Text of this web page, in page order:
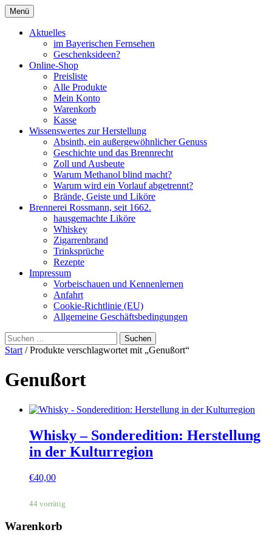
Brennerei Rossmann Albstadt
Menü Zum
Inhalt
springen
Aktuelles
im Bayerischen Fernsehen
Geschenksideen?
Online-Shop
Preisliste
Alle Produkte
Mein Konto
Warenkorb
Kasse
Wissenswertes zur Herstellung
Absinth, ein außergewöhnlicher Genuss
Geschichte und das Brennrecht
Zoll und Ausbeute
Warum Methanol blind macht?
Warum wird ein Vorlauf abgetrennt?
Brände, Geiste und Liköre
Brennerei Rossmann, seit 1662.
hausgemachte Liköre
Whiskey
Zigarrenbrand
Trinksprüche
Rezepte
Impressum
Vorbeischauen und Kennenlernen
Anfahrt
Cookie-Richtlinie (EU)
Allgemeine Geschäftsbedingungen
Suchen
nach:
Start / Produkte verschlagwortet mit „Genußort“
Genußort
Whisky – Sonderedition: Herstellung
in der Kulturregion
€40,00
44 vorrätig
Warenkorb